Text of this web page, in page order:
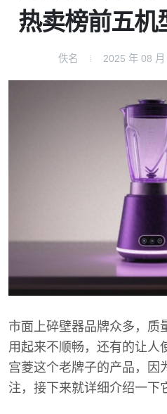
热卖榜前五机
佚名 2025 年 08 月
市面上碎壁器品牌众多，质
用起来不顺畅，还有的让人
宫菱这个老牌子的产品，因
注，接下来就详细介绍一下